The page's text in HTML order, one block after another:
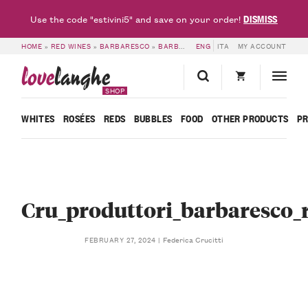
HOME » RED WINES » BARBARESCO »BARBARESCO DOCG 2016 CRUS COLLECTION – PRODUTTORI DEL BARBARESCO – RUSÉL ENG ITA MY ACCOUNT
lovelanghe
SHOP
WHITES ROSÉES REDS BUBBLES FOOD OTHER PRODUCTS
FEBRUARY 27, 2024 Federica Crucitti
Use the code "estivini5" and save on your order!DISMISS